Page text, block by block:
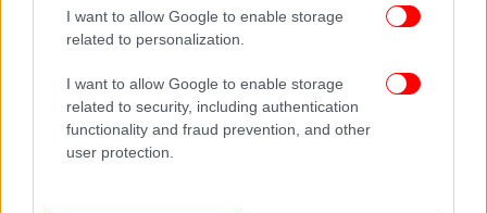
I want to allow Google to enable storage
related to personalization.
I want to allow Google to enable storage
related to security, including authentication
functionality and fraud prevention, and other
user protection.